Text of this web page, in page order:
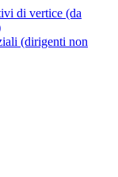
di vertice (da
(dirigenti non